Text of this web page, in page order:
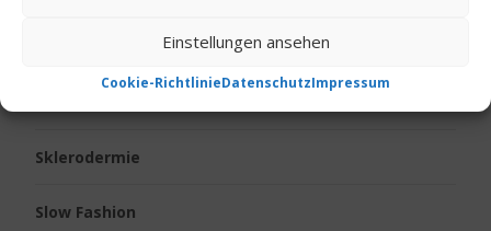
Einstellungen ansehen
Cookie-RichtlinieDatenschutzImpressum
Sklerodermie
Slow Fashion